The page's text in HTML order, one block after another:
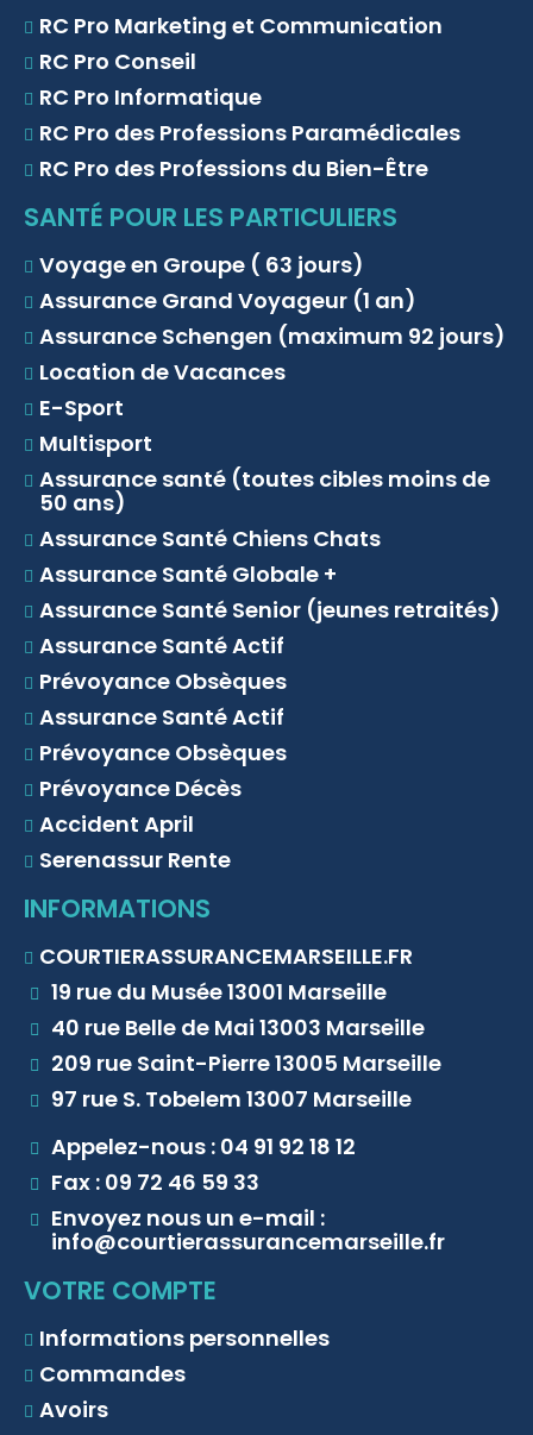
RC Pro Marketing et Communication
RC Pro Conseil
RC Pro Informatique
RC Pro des Professions Paramédicales
RC Pro des Professions du Bien-Être
SANTÉ POUR LES PARTICULIERS
Voyage en Groupe ( 63 jours)
Assurance Grand Voyageur (1 an)
Assurance Schengen (maximum 92 jours)
Location de Vacances
E-Sport
Multisport
Assurance santé (toutes cibles moins de
50 ans)
Assurance Santé Chiens Chats
Assurance Santé Globale +
Assurance Santé Senior (jeunes retraités)
Assurance Santé Actif
Prévoyance Obsèques
Assurance Santé Actif
Prévoyance Obsèques
Prévoyance Décès
Accident April
Serenassur Rente
INFORMATIONS
COURTIERASSURANCEMARSEILLE.FR
19 rue du Musée 13001 Marseille
40 rue Belle de Mai 13003 Marseille
209 rue Saint-Pierre 13005 Marseille
97 rue S. Tobelem 13007 Marseille
Appelez-nous : 04 91 92 18 12
Fax : 09 72 46 59 33
Envoyez nous un e-mail :
info@courtierassurancemarseille.fr
VOTRE COMPTE
Informations personnelles
Commandes
Avoirs